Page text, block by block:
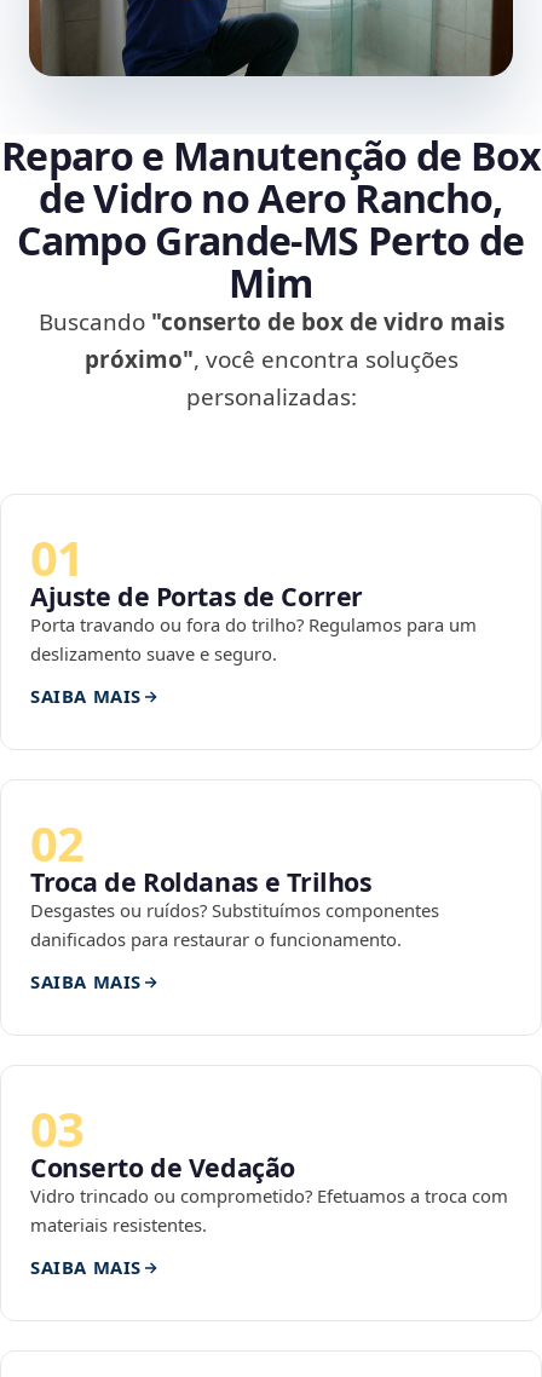
Reparo e Manutenção de Box
de Vidro no Aero Rancho,
Campo Grande‑MS Perto de
Mim
Buscando "conserto de box de vidro mais
próximo", você encontra soluções
personalizadas:
01
Ajuste de Portas de Correr
Porta travando ou fora do trilho? Regulamos para um
deslizamento suave e seguro.
SAIBA MAIS
02
Troca de Roldanas e Trilhos
Desgastes ou ruídos? Substituímos componentes
danificados para restaurar o funcionamento.
SAIBA MAIS
03
Conserto de Vedação
Vidro trincado ou comprometido? Efetuamos a troca com
materiais resistentes.
SAIBA MAIS